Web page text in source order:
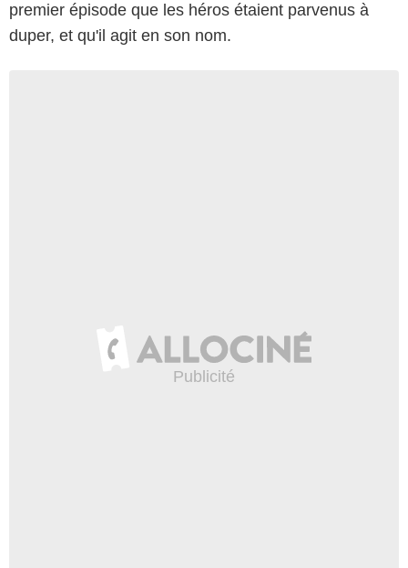
premier épisode que les héros étaient parvenus à
duper, et qu'il agit en son nom.